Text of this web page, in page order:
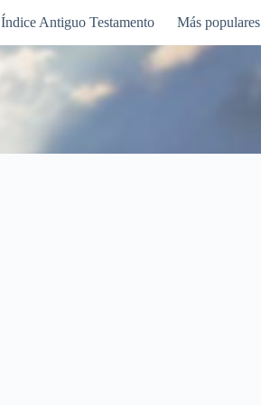
Índice Antiguo Testamento Más populares